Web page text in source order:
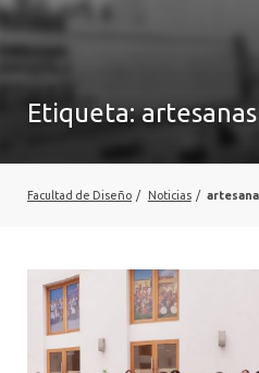
ALUMNI
AGENDA
Etiqueta:
Facultad de Diseño / Noticias /